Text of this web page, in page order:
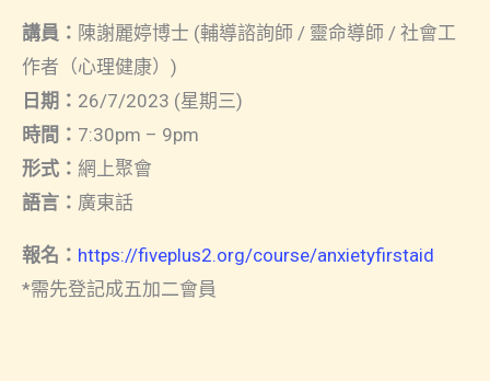
講員： 陳謝麗婷博士 (輔導諮詢師 / 靈命導師 / 社會工
作者（心理健康）)
日期： 26/7/2023 (星期三)
時間： 7:30pm – 9pm
形式 ： 網上聚會
語言： 廣東話
報名： https://fiveplus2.org/course/anxietyfirstaid
*需先登記成五加二會員